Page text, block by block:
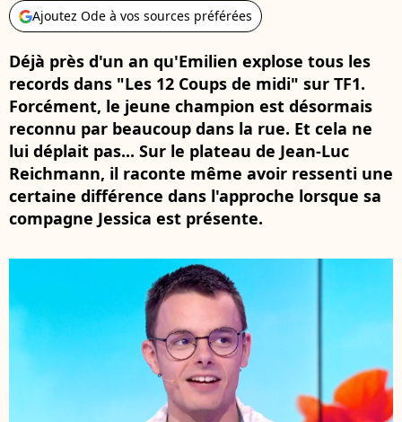
Ajoutez Ode à vos sources préférées
Déjà près d'un an qu'Emilien explose tous les
records dans "Les 12 Coups de midi" sur TF1.
Forcément, le jeune champion est désormais
reconnu par beaucoup dans la rue. Et cela ne
lui déplait pas... Sur le plateau de Jean-Luc
Reichmann, il raconte même avoir ressenti une
certaine différence dans l'approche lorsque sa
compagne Jessica est présente.